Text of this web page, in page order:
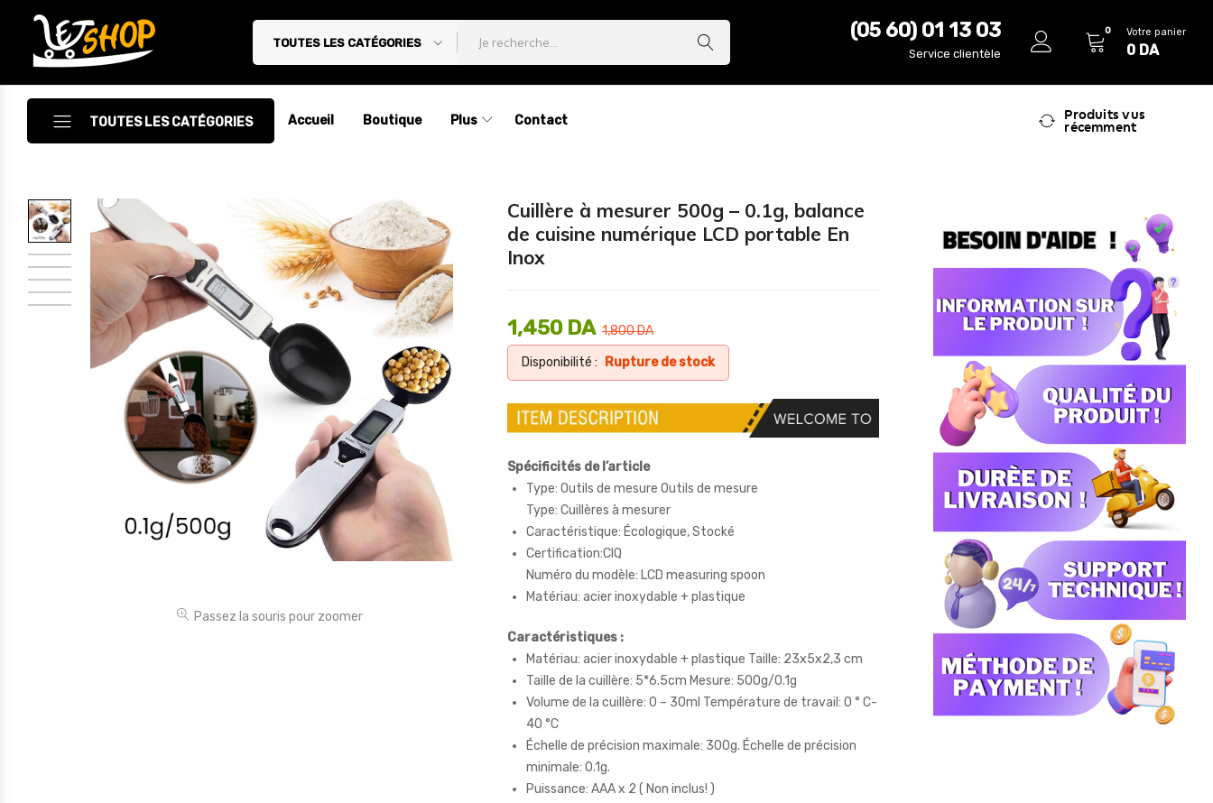
Letshop.dz
TOUTES LES CATÉGORIES
(05 60) 01 13 03
Service clientèle
0 Votre panier
0 DA
TOUTES LES CATÉGORIES
Accessoires
Accessoires Auto/Moto
Accessoires PC
Camping & Randonnée
Cuisine
Décoration
Electroménager
Électronique
Accueil Boutique Plus Contact
Produits vus
récemment
Passez la souris pour zoomer
Cuillère à mesurer 500g – 0.1g, balance
de cuisine numérique LCD portable En
Inox
1,800DA
1,450 DA
Disponibilité : Rupture de stock
Spécificités de l’article
Type: Outils de mesure Outils de mesure
Type: Cuillères à mesurer
Caractéristique: Écologique, Stocké
Certification:CIQ
Numéro du modèle: LCD measuring spoon
Matériau: acier inoxydable + plastique
Caractéristiques :
Matériau: acier inoxydable + plastique Taille: 23x5x2,3 cm
Taille de la cuillère: 5*6.5cm Mesure: 500g/0.1g
Volume de la cuillère: 0 – 30ml Température de travail: 0 ° C-
40 °C
Échelle de précision maximale: 300g. Échelle de précision
minimale: 0.1g.
Puissance: AAA x 2 ( Non inclus! )